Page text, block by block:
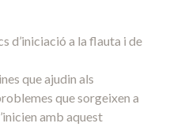
d’iniciació a la flauta i de
que ajudin als
que sorgeixen a
amb aquest